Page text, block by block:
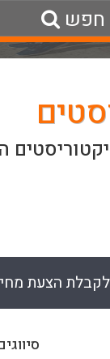
חפש
הצעת